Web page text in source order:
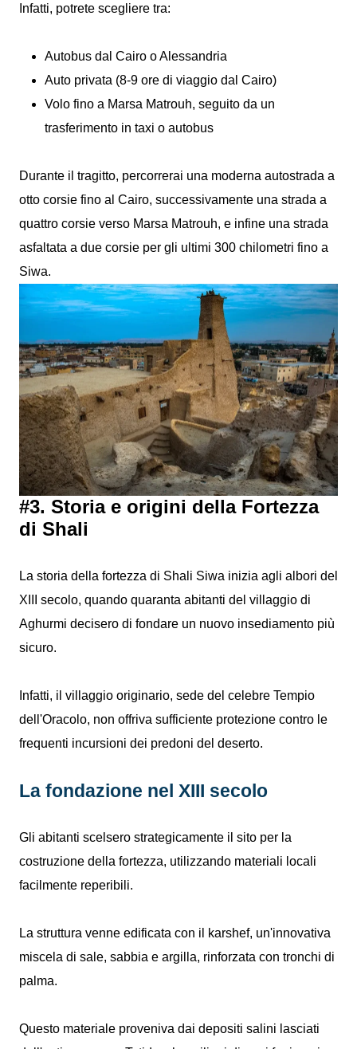
Infatti, potrete scegliere tra:
Autobus dal Cairo o Alessandria
Auto privata (8-9 ore di viaggio dal Cairo)
Volo fino a Marsa Matrouh, seguito da un
trasferimento in taxi o autobus
Durante il tragitto, percorrerai una moderna autostrada a
otto corsie fino al Cairo, successivamente una strada a
quattro corsie verso Marsa Matrouh, e infine una strada
asfaltata a due corsie per gli ultimi 300 chilometri fino a
Siwa.
#3. Storia e origini della Fortezza
di Shali
La storia della fortezza di Shali Siwa inizia agli albori del
XIII secolo, quando quaranta abitanti del villaggio di
Aghurmi decisero di fondare un nuovo insediamento più
sicuro.
Infatti, il villaggio originario, sede del celebre Tempio
dell'Oracolo, non offriva sufficiente protezione contro le
frequenti incursioni dei predoni del deserto.
La fondazione nel XIII secolo
Gli abitanti scelsero strategicamente il sito per la
costruzione della fortezza, utilizzando materiali locali
facilmente reperibili.
La struttura venne edificata con il karshef, un'innovativa
miscela di sale, sabbia e argilla, rinforzata con tronchi di
palma.
Questo materiale proveniva dai depositi salini lasciati